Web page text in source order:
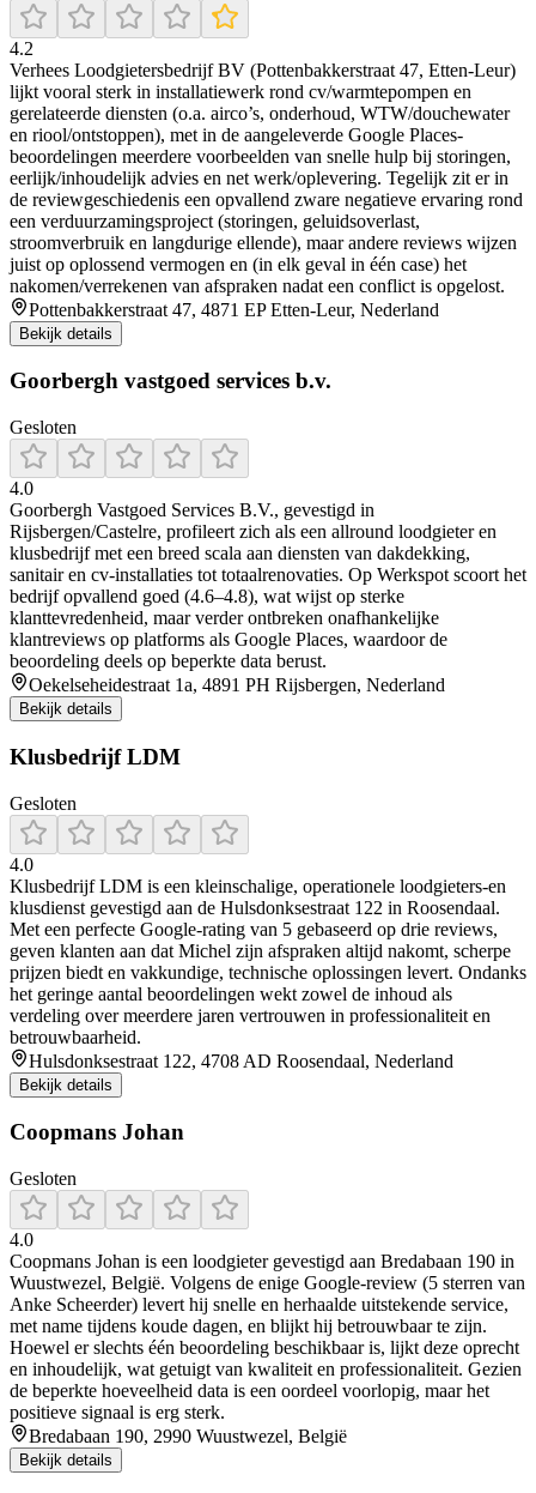
4.2
Verhees Loodgietersbedrijf BV (Pottenbakkerstraat 47, Etten-Leur)
lijkt vooral sterk in installatiewerk rond cv/warmtepompen en
gerelateerde diensten (o.a. airco’s, onderhoud, WTW/douchewater
en riool/ontstoppen), met in de aangeleverde Google Places-
beoordelingen meerdere voorbeelden van snelle hulp bij storingen,
eerlijk/inhoudelijk advies en net werk/oplevering. Tegelijk zit er in
de reviewgeschiedenis een opvallend zware negatieve ervaring rond
een verduurzamingsproject (storingen, geluidsoverlast,
stroomverbruik en langdurige ellende), maar andere reviews wijzen
juist op oplossend vermogen en (in elk geval in één case) het
nakomen/verrekenen van afspraken nadat een conflict is opgelost.
Pottenbakkerstraat 47, 4871 EP Etten-Leur, Nederland
Bekijk details
Goorbergh vastgoed services b.v.
Gesloten
4.0
Goorbergh Vastgoed Services B.V., gevestigd in
Rijsbergen/Castelre, profileert zich als een allround loodgieter en
klusbedrijf met een breed scala aan diensten van dakdekking,
sanitair en cv-installaties tot totaalrenovaties. Op Werkspot scoort het
bedrijf opvallend goed (4.6–4.8), wat wijst op sterke
klanttevredenheid, maar verder ontbreken onafhankelijke
klantreviews op platforms als Google Places, waardoor de
beoordeling deels op beperkte data berust.
Oekelseheidestraat 1a, 4891 PH Rijsbergen, Nederland
Bekijk details
Klusbedrijf LDM
Gesloten
4.0
Klusbedrijf LDM is een kleinschalige, operationele loodgieters‑en
klusdienst gevestigd aan de Hulsdonksestraat 122 in Roosendaal.
Met een perfecte Google‑rating van 5 gebaseerd op drie reviews,
geven klanten aan dat Michel zijn afspraken altijd nakomt, scherpe
prijzen biedt en vakkundige, technische oplossingen levert. Ondanks
het geringe aantal beoordelingen wekt zowel de inhoud als
verdeling over meerdere jaren vertrouwen in professionaliteit en
betrouwbaarheid.
Hulsdonksestraat 122, 4708 AD Roosendaal, Nederland
Bekijk details
Coopmans Johan
Gesloten
4.0
Coopmans Johan is een loodgieter gevestigd aan Bredabaan 190 in
Wuustwezel, België. Volgens de enige Google‑review (5 sterren van
Anke Scheerder) levert hij snelle en herhaalde uitstekende service,
met name tijdens koude dagen, en blijkt hij betrouwbaar te zijn.
Hoewel er slechts één beoordeling beschikbaar is, lijkt deze oprecht
en inhoudelijk, wat getuigt van kwaliteit en professionaliteit. Gezien
de beperkte hoeveelheid data is een oordeel voorlopig, maar het
positieve signaal is erg sterk.
Bredabaan 190, 2990 Wuustwezel, België
Bekijk details